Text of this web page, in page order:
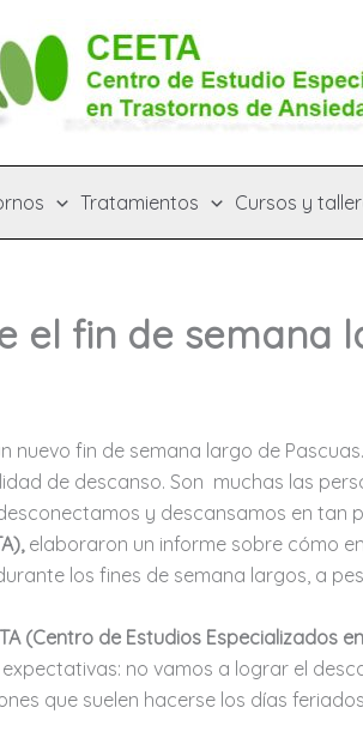
Tratamientos Cursos y
el fin de semana
nuevo fin de semana largo de
de descanso. Son muchas las
y descansamos en tan
elaboraron un informe sobre cómo
los fines de semana largos, a
(Centro de Estudios Especializados
no vamos a lograr el
que suelen hacerse los días